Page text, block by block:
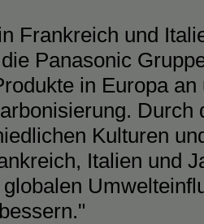
Frankreich und
Panasonic
in Europa an
Durch
Kulturen
Italien und